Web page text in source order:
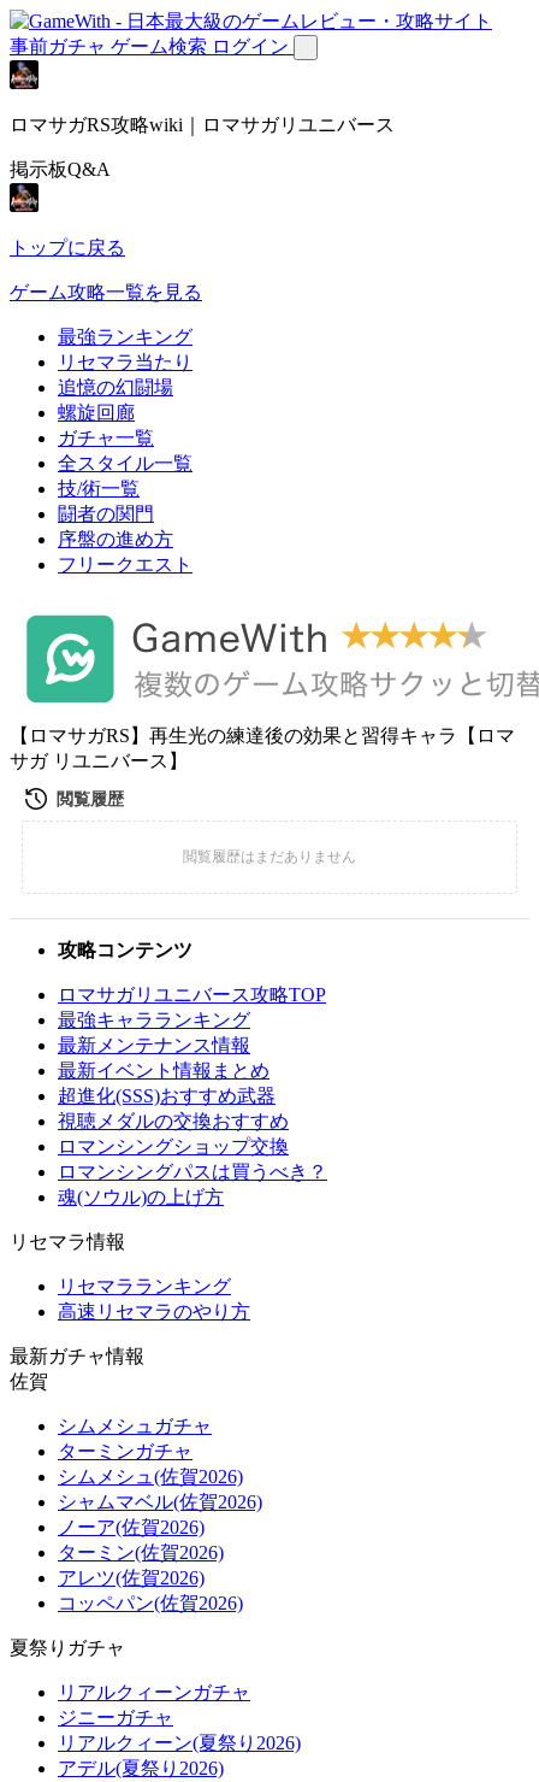
事前ガチャ ゲーム検索 ログイン
ロマサガRS攻略wiki｜ロマサガリユニバース
掲示板Q&A
トップに戻る
ゲーム攻略一覧を見る
最強ランキング
リセマラ当たり
追憶の幻闘場
螺旋回廊
ガチャ一覧
全スタイル一覧
技/術一覧
闘者の関門
序盤の進め方
フリークエスト
【ロマサガRS】再生光の練達後の効果と習得キャラ【ロマ
サガ リユニバース】
攻略コンテンツ
ロマサガリユニバース攻略TOP
最強キャラランキング
最新メンテナンス情報
最新イベント情報まとめ
超進化(SSS)おすすめ武器
視聴メダルの交換おすすめ
ロマンシングショップ交換
ロマンシングパスは買うべき？
魂(ソウル)の上げ方
リセマラ情報
リセマラランキング
高速リセマラのやり方
最新ガチャ情報
佐賀
シムメシュガチャ
ターミンガチャ
シムメシュ(佐賀2026)
シャムマベル(佐賀2026)
ノーア(佐賀2026)
ターミン(佐賀2026)
アレツ(佐賀2026)
コッペパン(佐賀2026)
夏祭りガチャ
リアルクィーンガチャ
ジニーガチャ
リアルクィーン(夏祭り2026)
アデル(夏祭り2026)